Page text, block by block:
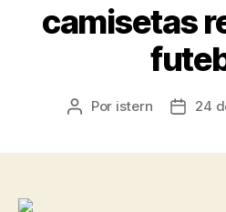
camisetas
Autor
Por istern
Fecha
24